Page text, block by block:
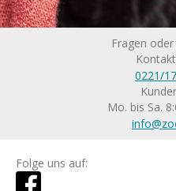
Fragen
0221/
Mo. bis Sa.
Folge uns auf: